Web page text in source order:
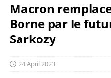
Macron
Borne par le
Sarkozy
24 April 2023